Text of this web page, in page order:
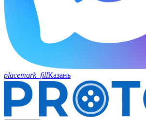
placemark_fillКазань